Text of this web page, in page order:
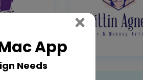
App
Needs
× Close